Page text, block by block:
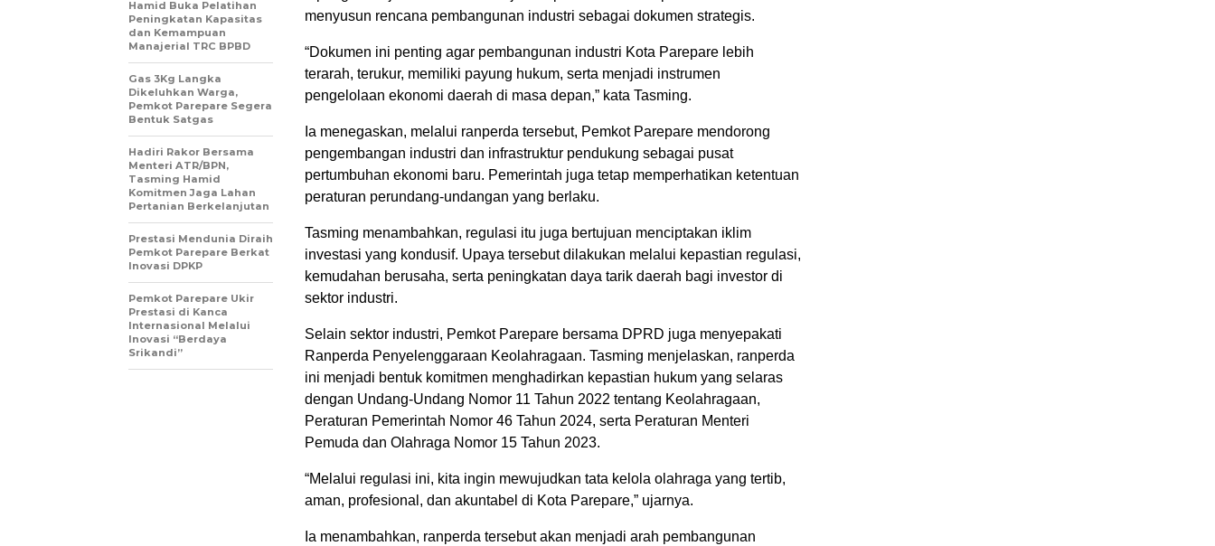
menyusun rencana pembangunan industri sebagai dokumen strategis.
“Dokumen ini penting agar pembangunan industri Kota Parepare lebih
terarah, terukur, memiliki payung hukum, serta menjadi instrumen
pengelolaan ekonomi daerah di masa depan,” kata Tasming.
Ia menegaskan, melalui ranperda tersebut, Pemkot Parepare mendorong
pengembangan industri dan infrastruktur pendukung sebagai pusat
pertumbuhan ekonomi baru. Pemerintah juga tetap memperhatikan ketentuan
peraturan perundang-undangan yang berlaku.
Tasming menambahkan, regulasi itu juga bertujuan menciptakan iklim
investasi yang kondusif. Upaya tersebut dilakukan melalui kepastian regulasi,
kemudahan berusaha, serta peningkatan daya tarik daerah bagi investor di
sektor industri.
Selain sektor industri, Pemkot Parepare bersama DPRD juga menyepakati
Ranperda Penyelenggaraan Keolahragaan. Tasming menjelaskan, ranperda
ini menjadi bentuk komitmen menghadirkan kepastian hukum yang selaras
dengan Undang-Undang Nomor 11 Tahun 2022 tentang Keolahragaan,
Peraturan Pemerintah Nomor 46 Tahun 2024, serta Peraturan Menteri
Pemuda dan Olahraga Nomor 15 Tahun 2023.
“Melalui regulasi ini, kita ingin mewujudkan tata kelola olahraga yang tertib,
aman, profesional, dan akuntabel di Kota Parepare,” ujarnya.
Ia menambahkan, ranperda tersebut akan menjadi arah pembangunan
Hamid Buka Pelatihan
Peningkatan Kapasitas
dan Kemampuan
Manajerial TRC BPBD
Gas 3Kg Langka
Dikeluhkan Warga,
Pemkot Parepare Segera
Bentuk Satgas
Hadiri Rakor Bersama
Menteri ATR/BPN,
Tasming Hamid
Komitmen Jaga Lahan
Pertanian Berkelanjutan
Prestasi Mendunia Diraih
Pemkot Parepare Berkat
Inovasi DPKP
Pemkot Parepare Ukir
Prestasi di Kanca
Internasional Melalui
Inovasi “Berdaya
Srikandi”